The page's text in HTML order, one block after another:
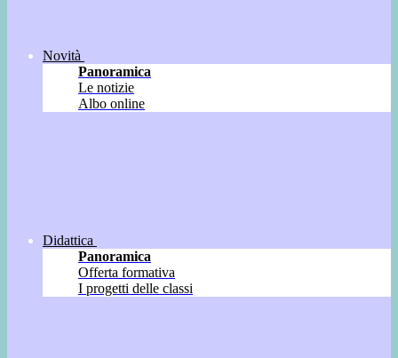
Novità
Panoramica
Le notizie
Albo online
Didattica
Panoramica
Offerta formativa
I progetti delle classi